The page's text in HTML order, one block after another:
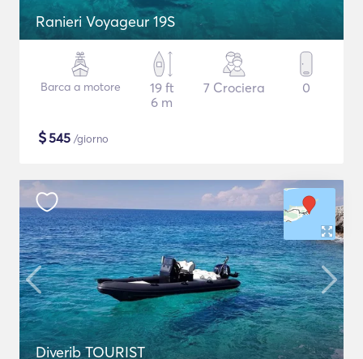
Ranieri Voyageur 19S
Barca a motore
19 ft
6 m
7 Crociera 0
$545 /giorno
Diverib TOURIST